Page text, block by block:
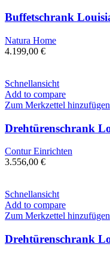
Buffetschrank
Natura Home
4.199,00 €
Schnellansicht
Add to compare
Zum Merkzettel hinzufügen
Drehtürenschrank
Contur Einrichten
3.556,00 €
Schnellansicht
Add to compare
Zum Merkzettel hinzufügen
Drehtürenschrank